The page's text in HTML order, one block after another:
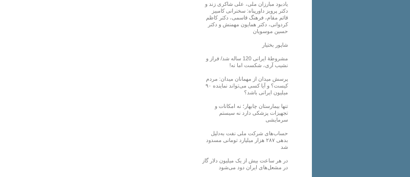
یادبود مبارزان ملی، علی شاکری زند و
دکتر پرویز داورپناه: سخنرانی کامبیز
قائم مقام، فرهنگ قاسمی، دکتر کاظم
کردوانی، دکتر همایون مهمنش و دکتر
حسین موسویان
شاپور بختیار
مشروطۀ ایرانی 120 ساله شد/ فراز و
نشیب آری، شکست اما نه!
پرسش میدان از مهمانان میدان: مردم
کیست؟ و آیا کسی می‌تواند نماینده ۹۰
میلیون ایرانی باشد؟
تنها بیمارستان چابهار؛ نه امکانات و
تجهیزات پزشکی دارد نه سیستم
سرمایشی
حساب‌های شرکت ملی نفت به‌دلیل
بدهی ۲۸۷ هزار میلیارد تومانی مسدود
شد
در هر ساعت بیش از یک میلیون دلار گاز
در مشعل‌های ایران دود می‌شود